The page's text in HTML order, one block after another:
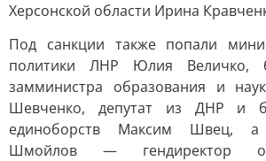
Херсонской области Ирина
Под санкции также попали
политики ЛНР Юлия Величко,
замминистра образования и
Шевченко, депутат из ДНР и
единоборств Максим Швец,
Шмойлов — гендиректор